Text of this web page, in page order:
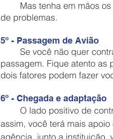
de problemas.
5º - Passagem de Avião
passagem. Fique atento as
dois fatores podem fazer
6º - Chegada e adaptação
O lado positivo de
assim, você terá mais